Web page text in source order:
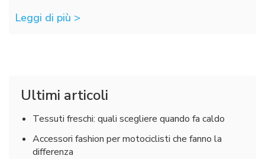
Leggi di più >
Ultimi articoli
Tessuti freschi: quali scegliere quando fa caldo
Accessori fashion per motociclisti che fanno la
differenza